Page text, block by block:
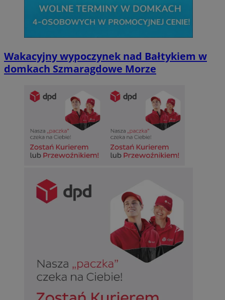
Wakacyjny wypoczynek nad Bałtykiem w
domkach Szmaragdowe Morze